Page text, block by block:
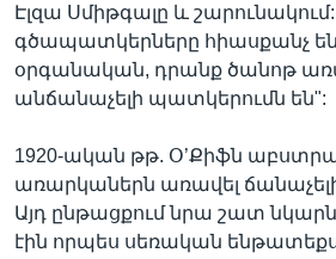
Էլզա Սմիթգալը և
գծապատկերները հիասքանչ
օրգանական, դրանք ծանոթ
անճանաչելի պատկերումն են":
1920-ական թթ. Օ’Քիֆն
առարկաներն առավել
Այդ ընթացքում նրա շատ
էին որպես սեռական